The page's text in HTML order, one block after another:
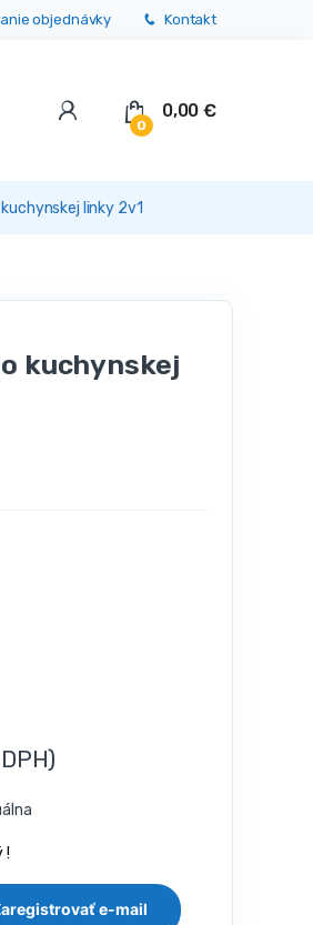
objednávky Kontakt
0
0,00€
linky 2v1
kuchynskej
!